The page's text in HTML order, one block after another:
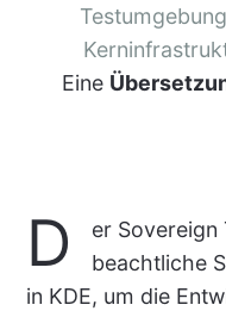
Eine
D
er Sovereign
beachtliche
in KDE, um die